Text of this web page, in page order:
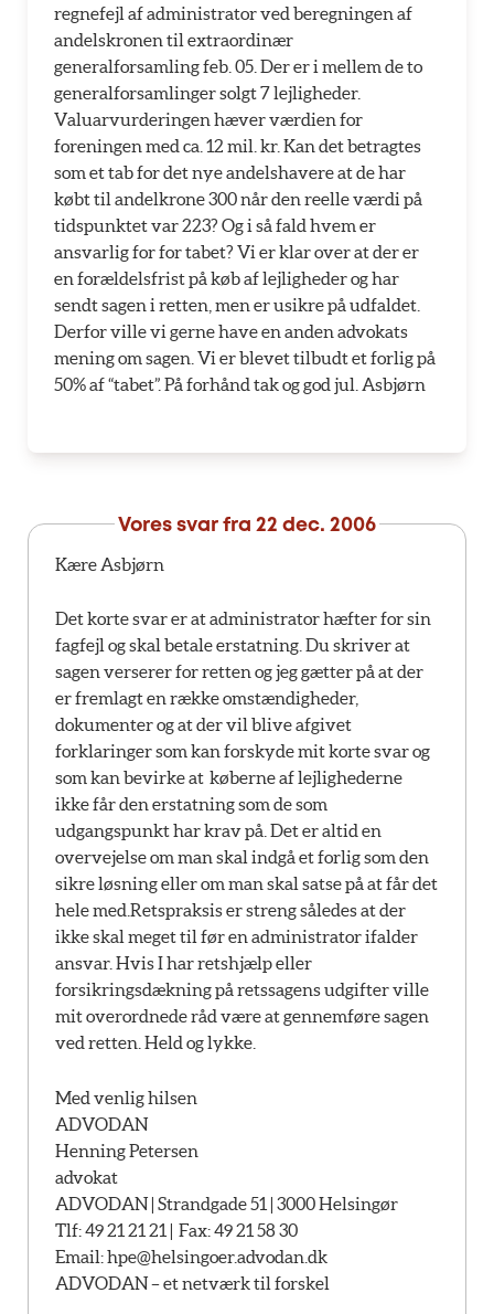
regnefejl af administrator ved beregningen af
andelskronen til extraordinær
generalforsamling feb. 05. Der er i mellem de to
generalforsamlinger solgt 7 lejligheder.
Valuarvurderingen hæver værdien for
foreningen med ca. 12 mil. kr. Kan det betragtes
som et tab for det nye andelshavere at de har
købt til andelkrone 300 når den reelle værdi på
tidspunktet var 223? Og i så fald hvem er
ansvarlig for for tabet? Vi er klar over at der er
en forældelsfrist på køb af lejligheder og har
sendt sagen i retten, men er usikre på udfaldet.
Derfor ville vi gerne have en anden advokats
mening om sagen. Vi er blevet tilbudt et forlig på
50% af “tabet”. På forhånd tak og god jul. Asbjørn
Vores svar fra 22 dec. 2006
Kære Asbjørn
Det korte svar er at administrator hæfter for sin
fagfejl og skal betale erstatning. Du skriver at
sagen verserer for retten og jeg gætter på at der
er fremlagt en række omstændigheder,
dokumenter og at der vil blive afgivet
forklaringer som kan forskyde mit korte svar og
som kan bevirke at køberne af lejlighederne
ikke får den erstatning som de som
udgangspunkt har krav på. Det er altid en
overvejelse om man skal indgå et forlig som den
sikre løsning eller om man skal satse på at får det
hele med.Retspraksis er streng således at der
ikke skal meget til før en administrator ifalder
ansvar. Hvis I har retshjælp eller
forsikringsdækning på retssagens udgifter ville
mit overordnede råd være at gennemføre sagen
ved retten. Held og lykke.
Med venlig hilsen
ADVODAN
Henning Petersen
advokat
ADVODAN | Strandgade 51 | 3000 Helsingør
Tlf: 49 21 21 21 | Fax: 49 21 58 30
Email:hpe@helsingoer.advodan.dk
ADVODAN – et netværk til forskel